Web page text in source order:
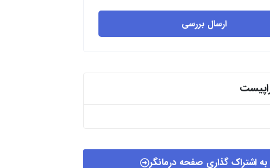
ارسال بررسی
به اشتراک گذاری صفحه درمانگر